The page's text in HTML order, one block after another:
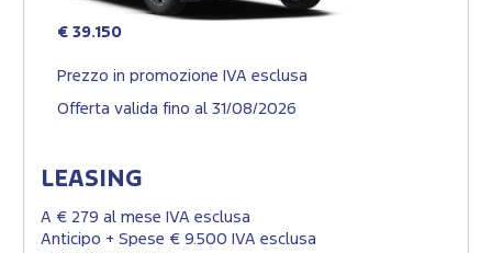
€ 39.150
Prezzo in promozione IVA esclusa
Offerta valida fino al 31/08/2026
LEASING
A € 279 al mese IVA esclusa
Anticipo + Spese € 9.500 IVA esclusa